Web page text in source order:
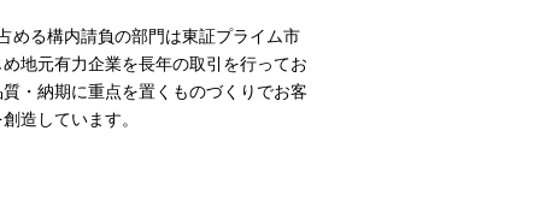
める構内請負の部門は東証プライム市
地元有力企業を長年の取引を行ってお
・納期に重点を置くものづくりでお客
造しています。